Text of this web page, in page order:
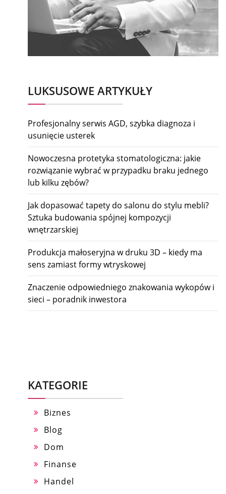
LUKSUSOWE ARTYKUŁY
Profesjonalny serwis AGD, szybka diagnoza i
usunięcie usterek
Nowoczesna protetyka stomatologiczna: jakie
rozwiązanie wybrać w przypadku braku jednego
lub kilku zębów?
Jak dopasować tapety do salonu do stylu mebli?
Sztuka budowania spójnej kompozycji
wnętrzarskiej
Produkcja małoseryjna w druku 3D – kiedy ma
sens zamiast formy wtryskowej
Znaczenie odpowiedniego znakowania wykopów i
sieci – poradnik inwestora
KATEGORIE
Biznes
Blog
Dom
Finanse
Handel